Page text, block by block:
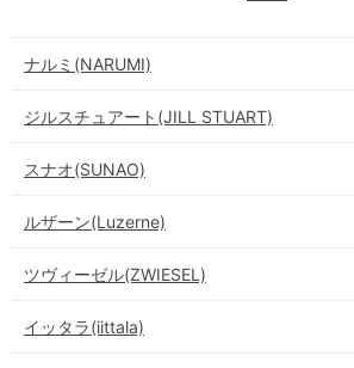
ナルミ(NARUMI)
ジルスチュアート(JILL STUART)
スナオ(SUNAO)
ルザーン(Luzerne)
ツヴィーゼル(ZWIESEL)
イッタラ(iittala)